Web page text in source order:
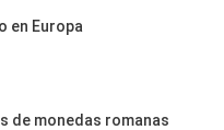
en Europa
de monedas romanas